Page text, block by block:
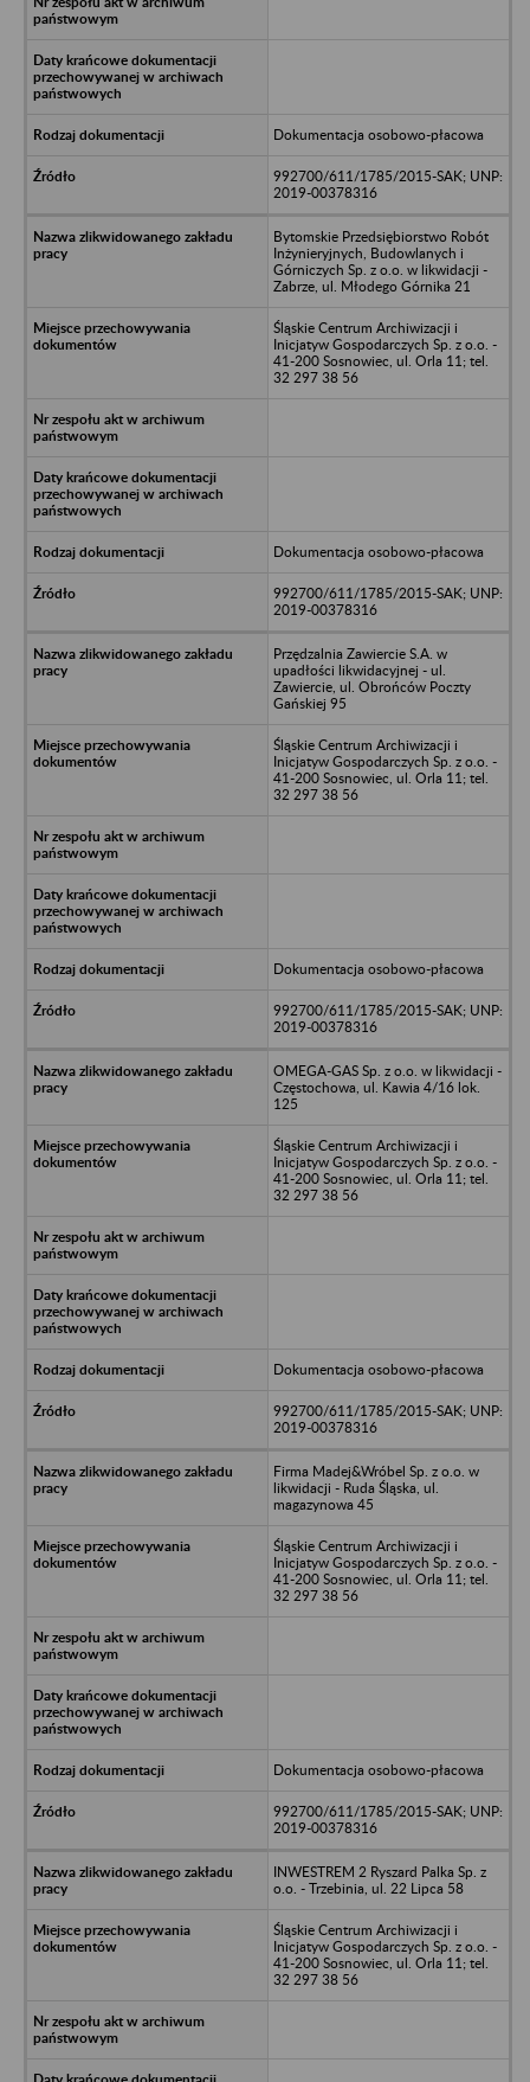
Dokumentacja osobowo-płacowa
992700/611/1785/2015-SAK; UNP:
2019-00378316
Bytomskie Przedsiębiorstwo Robót
Inżynieryjnych, Budowlanych i
Górniczych Sp. z o.o. w likwidacji -
Zabrze, ul. Młodego Górnika 21
Śląskie Centrum Archiwizacji i
Inicjatyw Gospodarczych Sp. z o.o. -
41-200 Sosnowiec, ul. Orla 11; tel.
32 297 38 56
Dokumentacja osobowo-płacowa
992700/611/1785/2015-SAK; UNP:
2019-00378316
Przędzalnia Zawiercie S.A. w
upadłości likwidacyjnej - ul.
Zawiercie, ul. Obrońców Poczty
Gańskiej 95
Śląskie Centrum Archiwizacji i
Inicjatyw Gospodarczych Sp. z o.o. -
41-200 Sosnowiec, ul. Orla 11; tel.
32 297 38 56
Dokumentacja osobowo-płacowa
992700/611/1785/2015-SAK; UNP:
2019-00378316
OMEGA-GAS Sp. z o.o. w likwidacji -
Częstochowa, ul. Kawia 4/16 lok.
125
Śląskie Centrum Archiwizacji i
Inicjatyw Gospodarczych Sp. z o.o. -
41-200 Sosnowiec, ul. Orla 11; tel.
32 297 38 56
Dokumentacja osobowo-płacowa
992700/611/1785/2015-SAK; UNP:
2019-00378316
Firma Madej&Wróbel Sp. z o.o. w
likwidacji - Ruda Śląska, ul.
magazynowa 45
Śląskie Centrum Archiwizacji i
Inicjatyw Gospodarczych Sp. z o.o. -
41-200 Sosnowiec, ul. Orla 11; tel.
32 297 38 56
Dokumentacja osobowo-płacowa
992700/611/1785/2015-SAK; UNP:
2019-00378316
INWESTREM 2 Ryszard Palka Sp. z
o.o. - Trzebinia, ul. 22 Lipca 58
Śląskie Centrum Archiwizacji i
Inicjatyw Gospodarczych Sp. z o.o. -
41-200 Sosnowiec, ul. Orla 11; tel.
32 297 38 56